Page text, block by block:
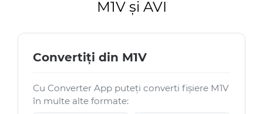
M1V și AVI
Convertiți din M1V
Cu Converter App puteți converti fișiere M1V
în multe alte formate: